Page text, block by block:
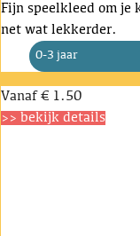
Fijn speelkleed om je
net wat lekkerder.
0-3 jaar
Vanaf € 1.50
>> bekijk details